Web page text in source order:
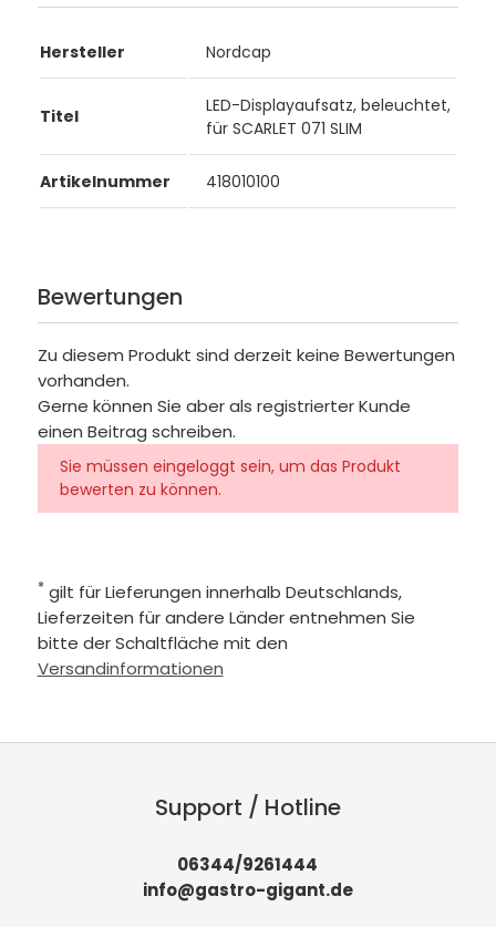
Hersteller Nordcap
Titel
LED-Displayaufsatz, beleuchtet,
für SCARLET 071 SLIM
Artikelnummer 418010100
Bewertungen
Zu diesem Produkt sind derzeit keine Bewertungen
vorhanden.
Gerne können Sie aber als registrierter Kunde
einen Beitrag schreiben.
Sie müssen eingeloggt sein, um das Produkt
bewerten zu können.
* gilt für Lieferungen innerhalb Deutschlands,
Lieferzeiten für andere Länder entnehmen Sie
bitte der Schaltfläche mit den
Versandinformationen
Support / Hotline
06344/9261444
info@gastro-gigant.de